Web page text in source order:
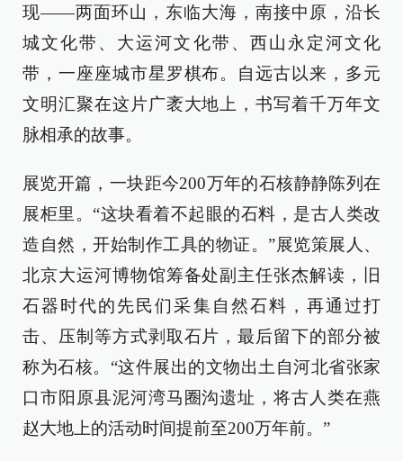
现——两面环山，东临大海，南接中原，沿长
城文化带、大运河文化带、西山永定河文化
带，一座座城市星罗棋布。自远古以来，多元
文明汇聚在这片广袤大地上，书写着千万年文
脉相承的故事。
展览开篇，一块距今200万年的石核静静陈列在
展柜里。“这块看着不起眼的石料，是古人类改
造自然，开始制作工具的物证。”展览策展人、
北京大运河博物馆筹备处副主任张杰解读，旧
石器时代的先民们采集自然石料，再通过打
击、压制等方式剥取石片，最后留下的部分被
称为石核。“这件展出的文物出土自河北省张家
口市阳原县泥河湾马圈沟遗址，将古人类在燕
赵大地上的活动时间提前至200万年前。”